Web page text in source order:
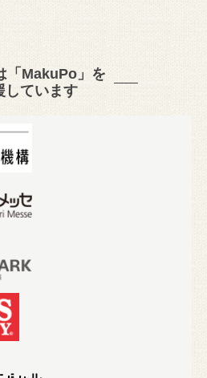
「MakuPo」を
しています